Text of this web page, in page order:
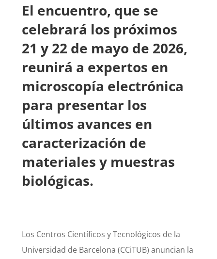
El encuentro, que se
celebrará los próximos
21 y 22 de mayo de 2026,
reunirá a expertos en
microscopía electrónica
para presentar los
últimos avances en
caracterización de
materiales y muestras
biológicas.
Los Centros Científicos y Tecnológicos de la
Universidad de Barcelona (CCiTUB) anuncian la